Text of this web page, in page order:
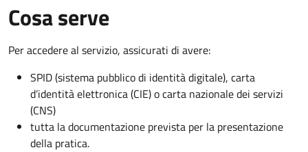
Cosa serve
Per accedere al servizio, assicurati di avere:
SPID (sistema pubblico di identità digitale), carta
d’identità elettronica (CIE) o carta nazionale dei servizi
(CNS)
tutta la documentazione prevista per la presentazione
della pratica.